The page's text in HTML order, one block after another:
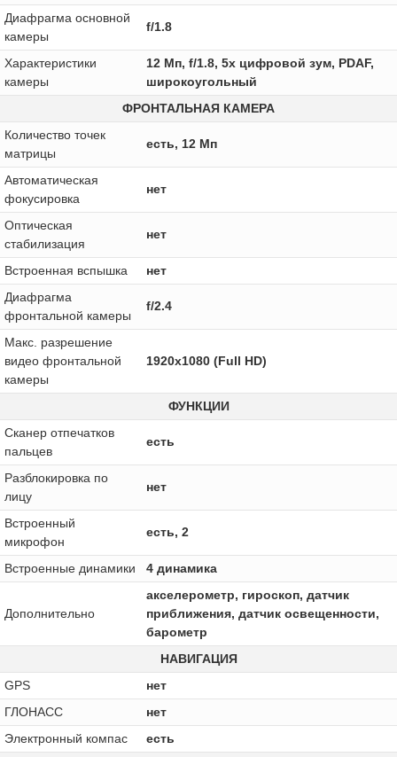
Диафрагма основной
камеры
f/1.8
Характеристики
камеры
12 Мп, f/1.8, 5х цифровой зум, PDAF,
широкоугольный
ФРОНТАЛЬНАЯ КАМЕРА
Количество точек
матрицы
есть, 12 Мп
Автоматическая
фокусировка
нет
Оптическая
стабилизация
нет
Встроенная вспышка
нет
Диафрагма
фронтальной камеры
f/2.4
Макс. разрешение
видео фронтальной
камеры
1920x1080 (Full HD)
ФУНКЦИИ
Сканер отпечатков
пальцев
есть
Разблокировка по
лицу
нет
Встроенный
микрофон
есть, 2
Встроенные динамики 4 динамика
Дополнительно
акселерометр, гироскоп, датчик
приближения, датчик освещенности,
барометр
НАВИГАЦИЯ
GPS
нет
ГЛОНАСС
нет
Электронный компас
есть